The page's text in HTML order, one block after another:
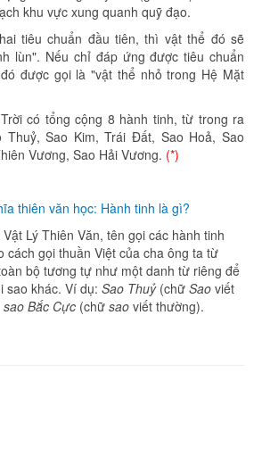
khu vực xung quanh quỹ đạo.
tiêu chuẩn đầu tiên, thì vật thể đó sẽ
lùn". Nếu chỉ đáp ứng được tiêu chuẩn
được gọi là "vật thể nhỏ trong Hệ Mặt
có tổng cộng 8 hành tinh, từ trong ra
Thuỷ, Sao Kim, Trái Đất, Sao Hoả, Sao
Vương, Sao Hải Vương. (*)
thiên văn học: Hành tinh là gì?
Lý Thiên Văn, tên gọi các hành tinh
cách gọi thuần Việt của cha ông ta từ
bộ tương tự như một danh từ riêng để
sao khác. Ví dụ: Sao Thuỷ(chữ Sao viết
sao Bắc Cực (chữ sao viết thường).
Hệ Mặt Trời, Thái Dương Hệ
Exoplanet, extrasolar planet: Ngoại hành tinh, hành